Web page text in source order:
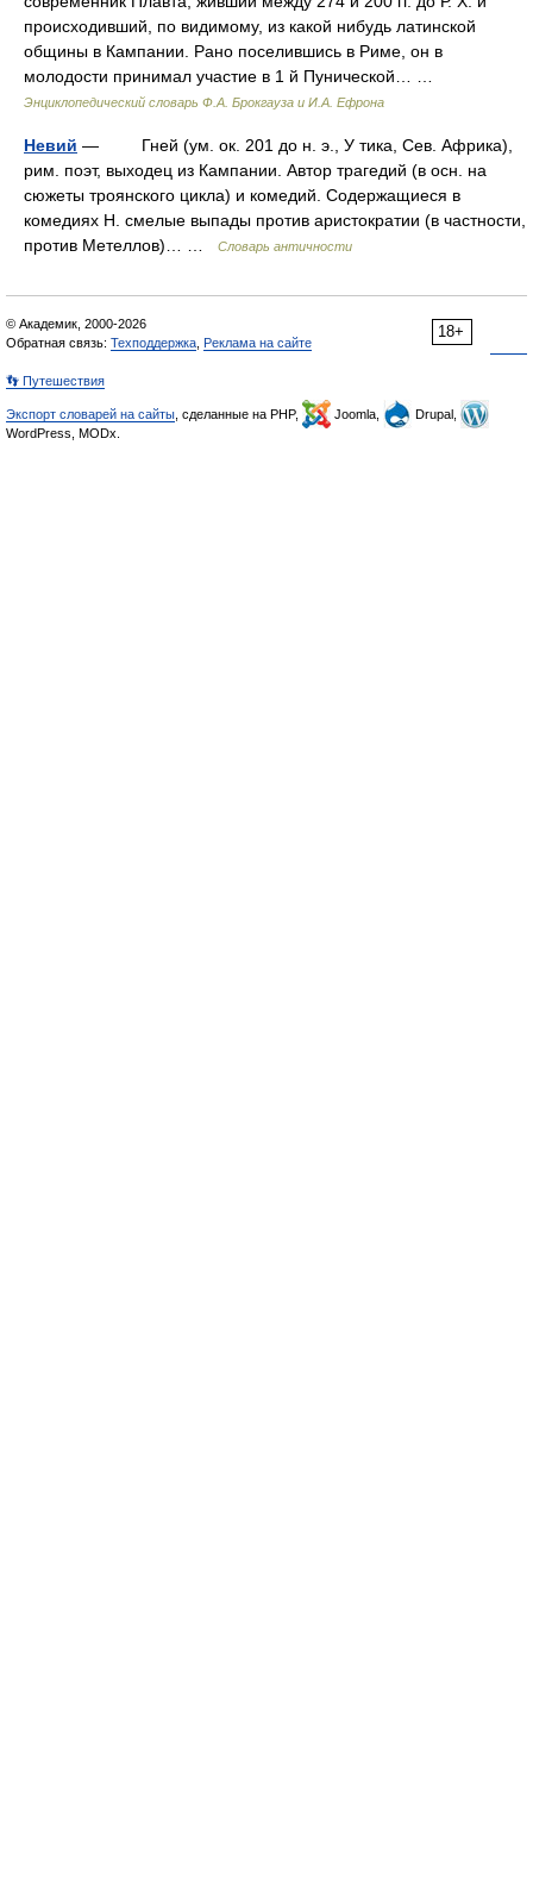
происходивший, по видимому, из какой нибудь латинской
общины в Кампании. Рано поселившись в Риме, он в
молодости принимал участие в 1 й Пунической… …
Энциклопедический словарь Ф.А. Брокгауза и И.А. Ефрона
Невий — Гней (ум. ок. 201 до н. э., У тика, Сев. Африка),
рим. поэт, выходец из Кампании. Автор трагедий (в осн. на
сюжеты троянского цикла) и комедий. Содержащиеся в
комедиях Н. смелые выпады против аристократии (в частности,
против Метеллов)… …
Словарь античности
18+
© Академик, 2000-2026
Обратная связь: Техподдержка Реклама на сайте
👣 Путешествия
Экспорт словарей на сайты , сделанные на PHP, Joomla,
Drupal,
WordPress, MODx.